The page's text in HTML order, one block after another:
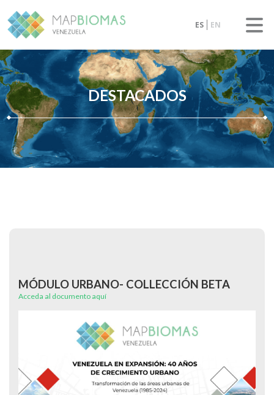
ES EN
DESTACADOS
MÓDULO URBANO- COLLECCIÓN BETA
Acceda al documento aquí